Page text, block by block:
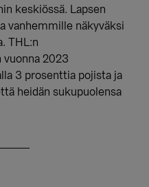
keskiössä. Lapsen
vanhemmille näkyväksi
THL:n
vuonna 2023
3 prosenttia pojista ja
heidän sukupuolensa